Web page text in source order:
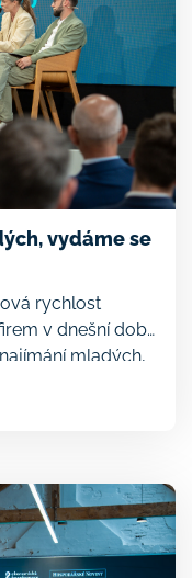
vydáme se
rychlost
v dnešní době
mladých,
pozice udržet a